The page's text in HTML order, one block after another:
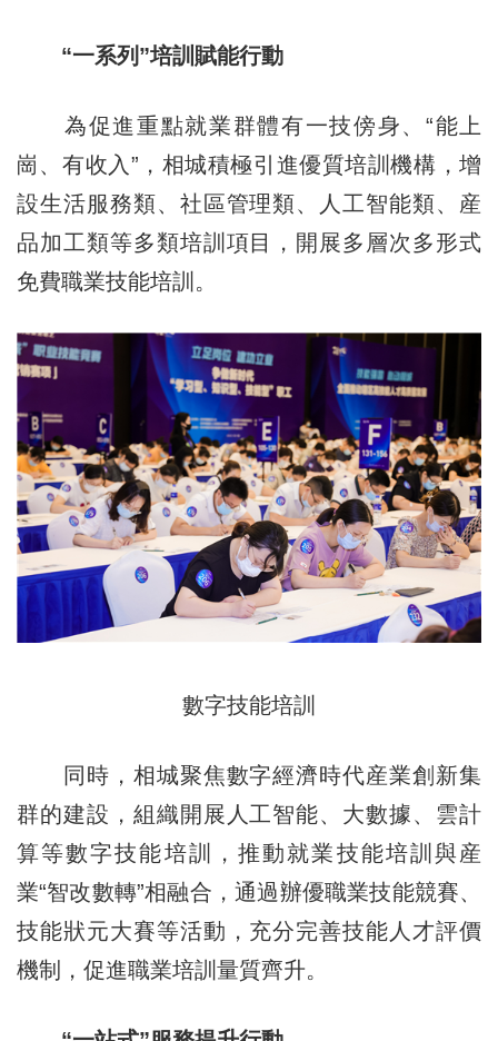
“一系列”培訓賦能行動
為促進重點就業群體有一技傍身、“能上
崗、有收入”，相城積極引進優質培訓機構，增
設生活服務類、社區管理類、人工智能類、産
品加工類等多類培訓項目，開展多層次多形式
免費職業技能培訓。
數字技能培訓
同時，相城聚焦數字經濟時代産業創新集
群的建設，組織開展人工智能、大數據、雲計
算等數字技能培訓，推動就業技能培訓與産
業“智改數轉”相融合，通過辦優職業技能競賽、
技能狀元大賽等活動，充分完善技能人才評價
機制，促進職業培訓量質齊升。